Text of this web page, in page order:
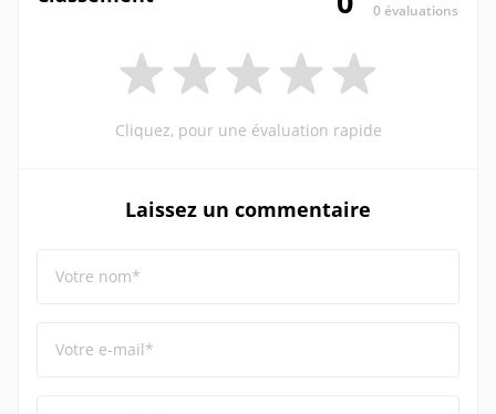
0 évaluations
Cliquez, pour une évaluation rapide
Laissez un commentaire
Votre nom*
Votre e-mail*